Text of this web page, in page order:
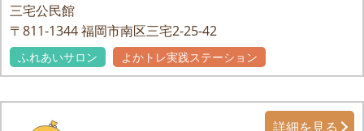
三宅公民館
〒811-1344福岡市南区三宅2-25-42
ふれあいサロン よかトレ実践ステーション
詳細を見る